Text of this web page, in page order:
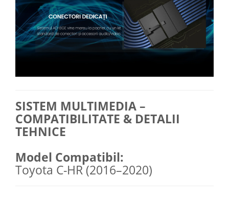
SISTEM MULTIMEDIA –
COMPATIBILITATE & DETALII
TEHNICE
Model Compatibil:
Toyota C-HR (2016–2020)